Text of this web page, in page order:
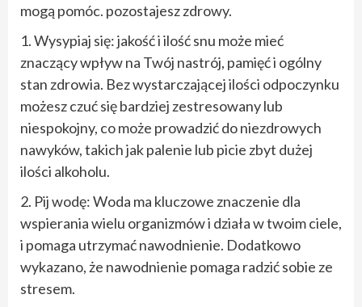
mogą pomóc. pozostajesz zdrowy.
1. Wysypiaj się: jakość i ilość snu może mieć
znaczący wpływ na Twój nastrój, pamięć i ogólny
stan zdrowia. Bez wystarczającej ilości odpoczynku
możesz czuć się bardziej zestresowany lub
niespokojny, co może prowadzić do niezdrowych
nawyków, takich jak palenie lub picie zbyt dużej
ilości alkoholu.
2. Pij wodę: Woda ma kluczowe znaczenie dla
wspierania wielu organizmów i działa w twoim ciele,
i pomaga utrzymać nawodnienie. Dodatkowo
wykazano, że nawodnienie pomaga radzić sobie ze
stresem.